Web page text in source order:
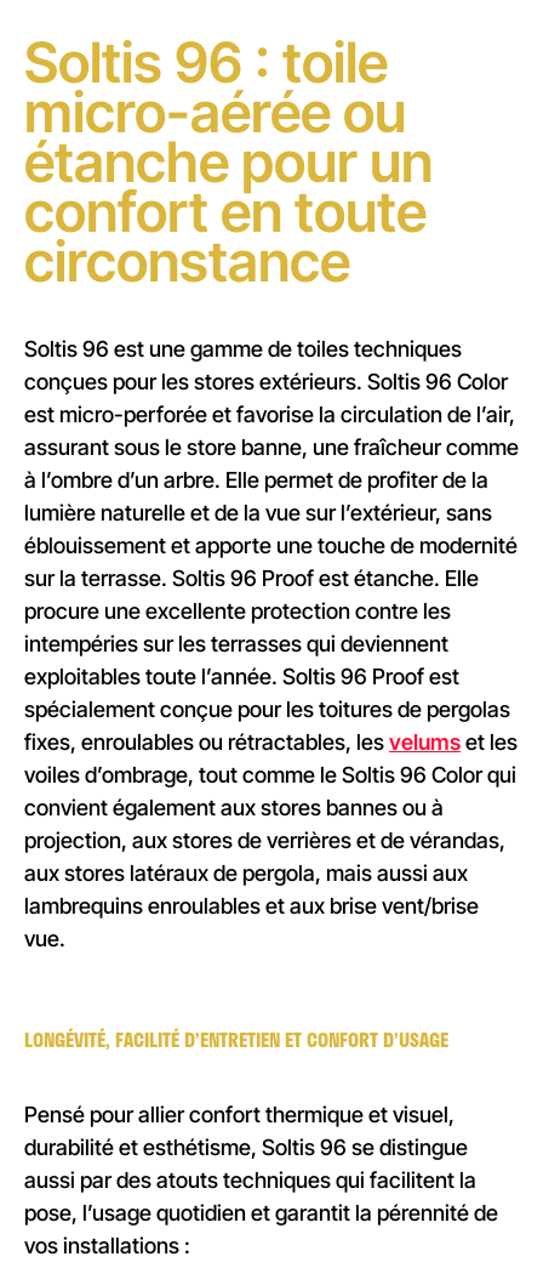
Soltis 96 : toile
micro-aérée ou
étanche pour un
confort en toute
circonstance
Soltis 96 est une gamme de toiles techniques
conçues pour les stores extérieurs. Soltis 96 Color
est micro-perforée et favorise la circulation de l’air,
assurant sous le store banne, une fraîcheur comme
à l’ombre d’un arbre. Elle permet de profiter de la
lumière naturelle et de la vue sur l’extérieur, sans
éblouissement et apporte une touche de modernité
sur la terrasse. Soltis 96 Proof est étanche. Elle
procure une excellente protection contre les
intempéries sur les terrasses qui deviennent
exploitables toute l’année. Soltis 96 Proof est
spécialement conçue pour les toitures de pergolas
fixes, enroulables ou rétractables, lesvelumset les
voiles d’ombrage, tout comme le Soltis 96 Color qui
convient également aux stores bannes ou à
projection, aux stores de verrières et de vérandas,
aux stores latéraux de pergola, mais aussi aux
lambrequins enroulables et aux brise vent/brise
vue.
LONGÉVITÉ, FACILITÉ D’ENTRETIEN ET CONFORT D’USAGE
Pensé pour allier confort thermique et visuel,
durabilité et esthétisme, Soltis 96 se distingue
aussi par des atouts techniques qui facilitent la
pose, l’usage quotidien et garantit la pérennité de
vos installations :